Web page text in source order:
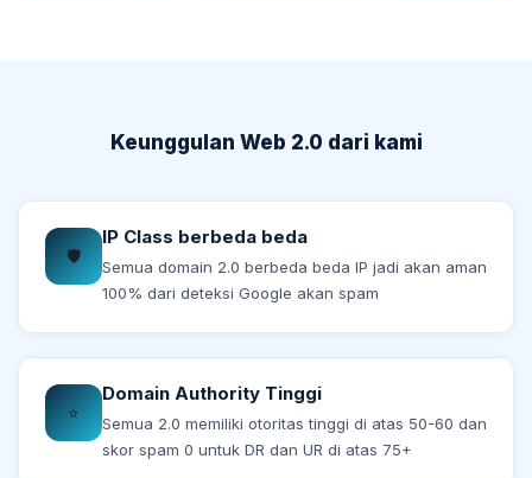
Keunggulan Web 2.0 dari kami
🛡️
IP Class berbeda beda
Semua domain 2.0 berbeda beda IP jadi akan aman
100% dari deteksi Google akan spam
⭐
Domain Authority Tinggi
Semua 2.0 memiliki otoritas tinggi di atas 50-60 dan
skor spam 0 untuk DR dan UR di atas 75+